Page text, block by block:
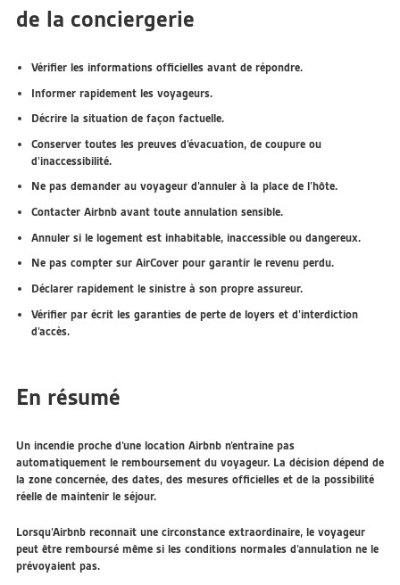
de la conciergerie
Vérifier les informations officielles avant de répondre.
Informer rapidement les voyageurs.
Décrire la situation de façon factuelle.
Conserver toutes les preuves d’évacuation, de coupure ou
d’inaccessibilité.
Ne pas demander au voyageur d’annuler à la place de l’hôte.
Contacter Airbnb avant toute annulation sensible.
Annuler si le logement est inhabitable, inaccessible ou dangereux.
Ne pas compter sur AirCover pour garantir le revenu perdu.
Déclarer rapidement le sinistre à son propre assureur.
Vérifier par écrit les garanties de perte de loyers et d’interdiction
d’accès.
En résumé
Un incendie proche d’une location Airbnb n’entraîne pas
automatiquement le remboursement du voyageur. La décision dépend de
la zone concernée, des dates, des mesures officielles et de la possibilité
réelle de maintenir le séjour.
Lorsqu’Airbnb reconnaît une circonstance extraordinaire, le voyageur
peut être remboursé même si les conditions normales d’annulation ne le
prévoyaient pas.